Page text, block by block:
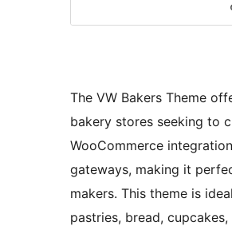
The VW Bakers Theme
bakery stores seeking to
WooCommerce
gateways, making it
makers. This theme is
pastries, bread,